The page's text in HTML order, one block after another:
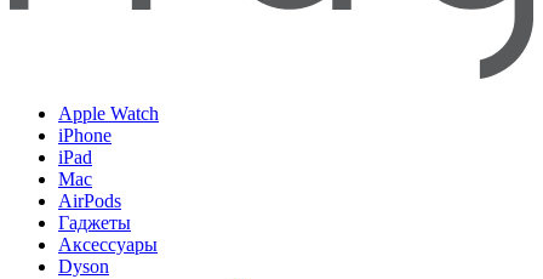
Apple Watch
iPhone
iPad
Mac
AirPods
Гаджеты
Аксессуары
Dyson